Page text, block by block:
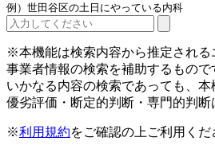
例）世田谷区の土日にやっている内科
※本機能は検索内容から推定される
事業者情報の検索を補助するもので
いかなる内容の検索であっても、本
優劣評価・断定的判断・専門的判断
※利用規約をご確認の上ご利用くだ